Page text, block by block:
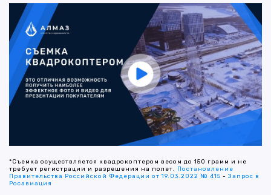
*Съемка осуществляется квадрокоптером весом до 150 грамм и не
требует регистрации и разрешения на полет. Постановление
Правительства Российской Федерации от 19.03.2022 № 415 -Запрос в
Росавиация